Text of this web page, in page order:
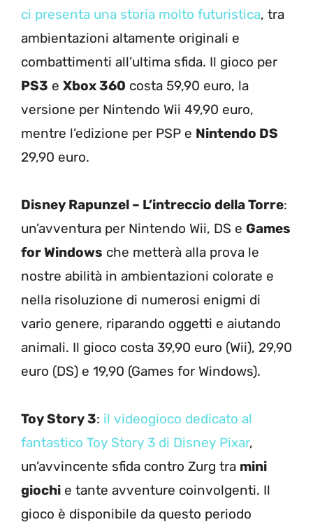
ci presenta una storia molto futuristica, tra
ambientazioni altamente originali e
combattimenti all’ultima sfida. Il gioco per
PS3 e Xbox 360 costa 59,90 euro, la
versione per Nintendo Wii 49,90 euro,
mentre l’edizione per PSP e Nintendo DS
29,90 euro.
Disney Rapunzel – L’intreccio della Torre:
un’avventura per Nintendo Wii, DS e Games
for Windows che metterà alla prova le
nostre abilità in ambientazioni colorate e
nella risoluzione di numerosi enigmi di
vario genere, riparando oggetti e aiutando
animali. Il gioco costa 39,90 euro (Wii), 29,90
euro (DS) e 19,90 (Games for Windows).
Toy Story 3: il videogioco dedicato al
fantastico Toy Story 3 di Disney Pixar,
un’avvincente sfida contro Zurg tra mini
giochi e tante avventure coinvolgenti. Il
gioco è disponibile da questo periodo